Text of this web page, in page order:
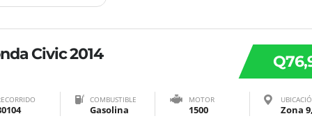
Civic 2014
COMBUSTIBLE
Gasolina
MOTOR
1500